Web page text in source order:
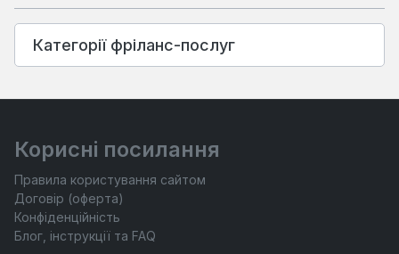
Категорії фріланс-послуг
Корисні посилання
Правила користування сайтом
Договір (оферта)
Конфіденційність
Блог, інструкції та FAQ